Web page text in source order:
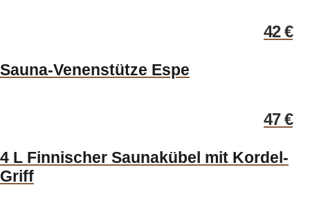
42€
Sauna-Venenstütze Espe
47€
4 L Finnischer Saunakübel mit Kordel-
Griff